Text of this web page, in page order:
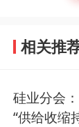
相关推
硅业分会
“供给收缩